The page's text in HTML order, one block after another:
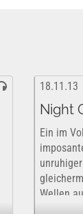
18.11.13
Night
Ein im
Wellen